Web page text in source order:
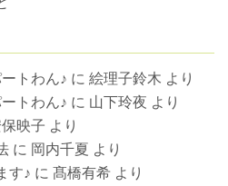
トわん♪ に 絵理子鈴木 より
トわん♪ に 山下玲夜 より
映子 より
に 岡内千夏 より
す♪ に 髙橋有希 より